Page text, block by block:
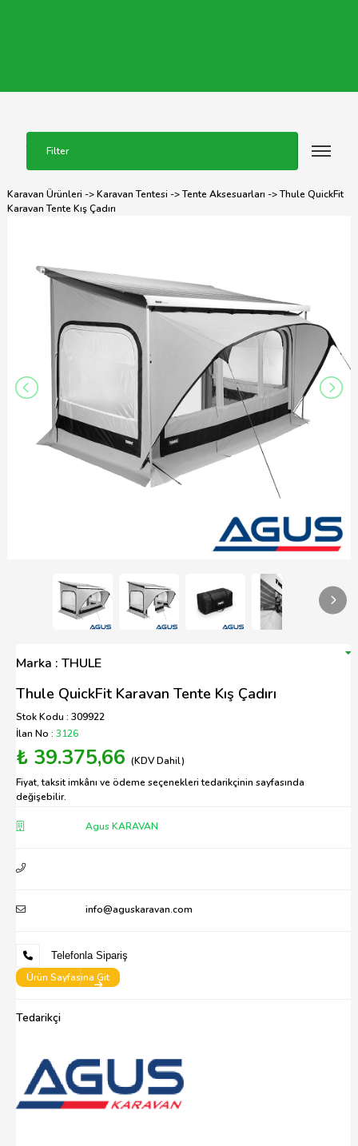
Filter
Karavan Ürünleri ->Karavan Tentesi ->Tente Aksesuarları -> Thule QuickFit
Karavan Tente Kış Çadırı
Marka : THULE
Thule QuickFit Karavan Tente Kış Çadırı
Stok Kodu : 309922
İlan No : 3126
₺ 39.375,66 (KDV Dahil)
Fiyat, taksit imkânı ve ödeme seçenekleri tedarikçinin sayfasında
değişebilir.
Agus KARAVAN
info@aguskaravan.com
Telefonla Sipariş
Ürün Sayfasina Git
Tedarikçi